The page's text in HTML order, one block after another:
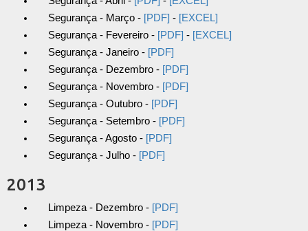
Segurança - Março - [PDF] - [EXCEL]
Segurança - Fevereiro - [PDF] - [EXCEL]
Segurança - Janeiro - [PDF]
Segurança - Dezembro - [PDF]
Segurança - Novembro - [PDF]
Segurança - Outubro - [PDF]
Segurança - Setembro - [PDF]
Segurança - Agosto - [PDF]
Segurança - Julho - [PDF]
2013
Limpeza - Dezembro - [PDF]
Limpeza - Novembro - [PDF]